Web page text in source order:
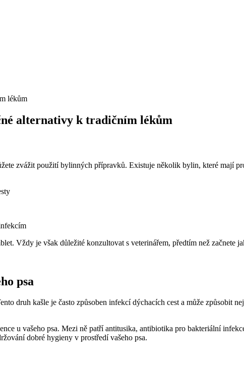
alternativy k tradičním lékům
zvážit použití bylinných přípravků. Existuje několik bylin, které mají
Vždy je však důležité konzultovat s veterinářem, předtím než začnete
psa
druh kašle je často způsoben infekcí dýchacích cest a může způsobit
u vašeho psa. Mezi ně patří antitusika, antibiotika pro bakteriální
dobré hygieny v prostředí vašeho psa.